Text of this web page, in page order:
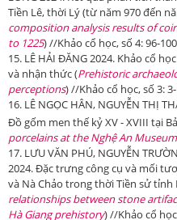
Tiền Lê, thời Lý (từ năm 970 đến
composition analysis results of
to 1225) //Khảo cổ học, số 4: 96-100
15. LÊ HẢI ĐĂNG 2024. Khảo cổ
và nhận thức (Prehistoric
perceptions) //Khảo cổ học, số 3:
16. LÊ NGỌC HÂN, NGUYỄN THỊ
Đồ gốm men thế kỷ XV - XVIII tại
porcelains at the Nghệ An Museum
17. LƯU VĂN PHÚ, NGUYỄN
2024. Đặc trưng công cụ và mối
và Nà Chảo trong thời Tiền sử tỉnh
relationships between stone
Hà Giang prehistory) //Khảo cổ